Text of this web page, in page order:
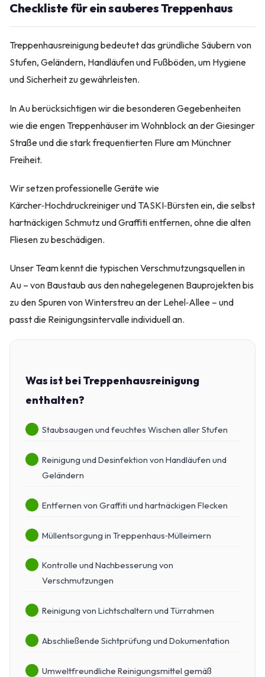
Checkliste für ein sauberes Treppenhaus
Treppenhausreinigung bedeutet das gründliche Säubern von
Stufen, Geländern, Handläufen und Fußböden, um Hygiene
und Sicherheit zu gewährleisten.
In Au berücksichtigen wir die besonderen Gegebenheiten
wie die engen Treppenhäuser im Wohnblock an der Giesinger
Straße und die stark frequentierten Flure am Münchner
Freiheit.
Wir setzen professionelle Geräte wie
Kärcher‑Hochdruckreiniger und TASKI‑Bürsten ein, die selbst
hartnäckigen Schmutz und Graffiti entfernen, ohne die alten
Fliesen zu beschädigen.
Unser Team kennt die typischen Verschmutzungsquellen in
Au – von Baustaub aus den nahegelegenen Bauprojekten bis
zu den Spuren von Winterstreu an der Lehel‑Allee – und
passt die Reinigungsintervalle individuell an.
Was ist bei Treppenhausreinigung
enthalten?
Staubsaugen und feuchtes Wischen aller Stufen
Reinigung und Desinfektion von Handläufen und
Geländern
Entfernen von Graffiti und hartnäckigen Flecken
Müllentsorgung in Treppenhaus‑Mülleimern
Kontrolle und Nachbesserung von
Verschmutzungen
Reinigung von Lichtschaltern und Türrahmen
Abschließende Sichtprüfung und Dokumentation
Umweltfreundliche Reinigungsmittel gemäß